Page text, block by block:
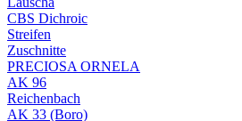
CBS Dichroic
Streifen
Zuschnitte
PRECIOSA ORNELA
AK 96
Reichenbach
AK 33 (Boro)